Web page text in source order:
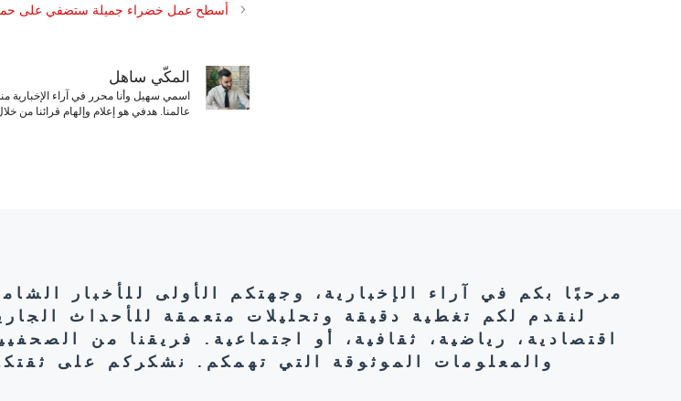
أسطح عمل خضراء جميلة ستضفي على
المكّي ساهل
اسمي سهيل وأنا محرر في آراء
عالمنا. هدفي هو إعلام وإلهام قرائنا من
مرحبًا بكم في آراء الإخبارية، وجهتكم الأولى للأخبار
لنقدم لكم تغطية دقيقة وتحليلات متعمقة للأحداث
اقتصادية، رياضية، ثقافية، أو اجتماعية. فريقنا من
والمعلومات الموثوقة التي تهمكم. نشكركم على